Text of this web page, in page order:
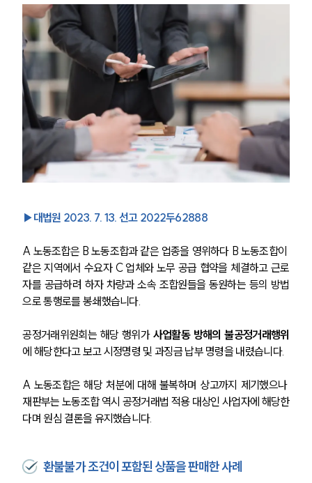
▶대법원 2023. 7. 13. 선고 2022두62888
A 노동조합은 B 노동조합과 같은 업종을 영위하다 B 노동조합이
같은 지역에서 수요자 C 업체와 노무 공급 협약을 체결하고 근로
자를 공급하려 하자 차량과 소속 조합원들을 동원하는 등의 방법
으로 통행로를 봉쇄했습니다.
공정거래위원회는 해당 행위가 사업활동 방해의 불공정거래행위
에 해당한다고 보고 시정명령 및 과징금 납부 명령을 내렸습니다.
A 노동조합은 해당 처분에 대해 불복하며 상고까지 제기했으나
재판부는 노동조합 역시 공정거래법 적용 대상인 사업자에 해당한
다며 원심 결론을 유지했습니다.
환불불가 조건이 포함된 상품을 판매한 사례